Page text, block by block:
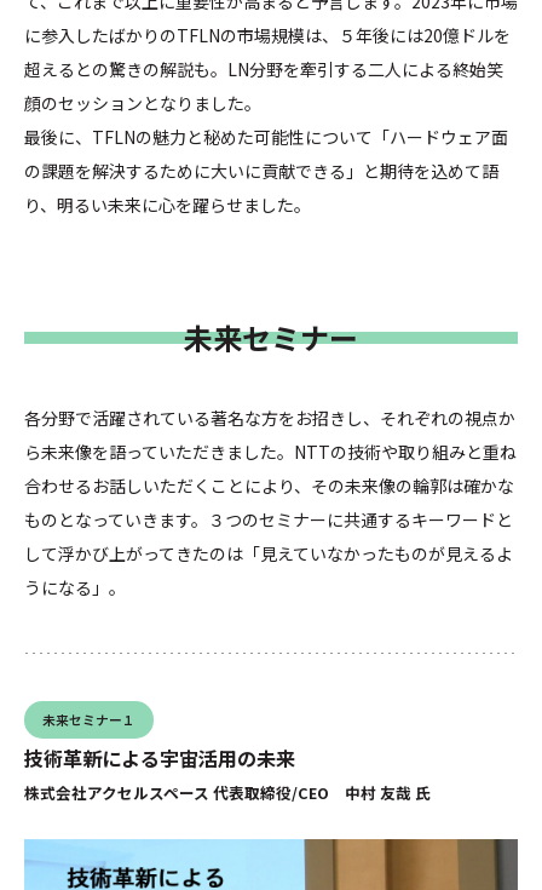
に参入したばかりのTFLNの市場規模は、５年後には20億ドルを
超えるとの驚きの解説も。LN分野を牽引する二人による終始笑
顔のセッションとなりました。
最後に、TFLNの魅力と秘めた可能性について「ハードウェア面
の課題を解決するために大いに貢献できる」と期待を込めて語
り、明るい未来に心を躍らせました。
未来セミナー
各分野で活躍されている著名な方をお招きし、それぞれの視点か
ら未来像を語っていただきました。NTTの技術や取り組みと重ね
合わせるお話しいただくことにより、その未来像の輪郭は確かな
ものとなっていきます。３つのセミナーに共通するキーワードと
して浮かび上がってきたのは「見えていなかったものが見えるよ
うになる」。
未来セミナー１
技術革新による宇宙活用の未来
株式会社アクセルスペース 代表取締役/CEO 中村 友哉 氏